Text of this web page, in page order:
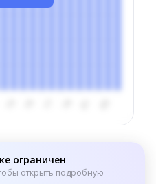
ограничен
открыть подробную